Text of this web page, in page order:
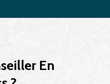
En